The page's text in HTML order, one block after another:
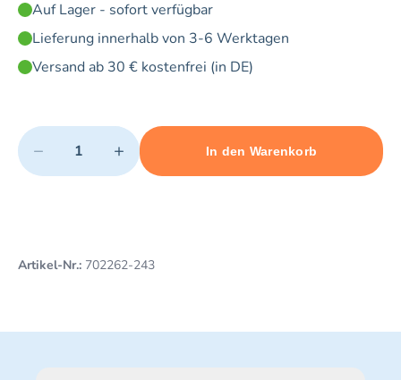
Auf Lager - sofort verfügbar
Lieferung innerhalb von 3-6 Werktagen
Versand ab 30 € kostenfrei (in DE)
Quantity
− +
Minimum quantity: 1 Maximum quantity: 10
In den Warenkorb
Add 1 item to cart
Artikel-Nr.: 702262-243